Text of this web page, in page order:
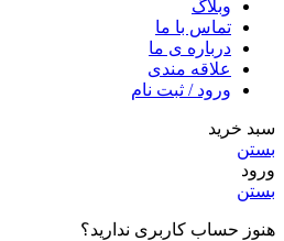
وبلاگ
تماس با ما
درباره ی ما
علاقه مندی
ورود / ثبت نام
سبد خرید
بستن
ورود
بستن
هنوز حساب کاربری ندارید؟